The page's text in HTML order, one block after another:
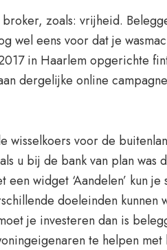
zoals: vrijheid.
wel eens voor dat je
in Haarlem opgerichte
dergelijke online
voor de
u bij de bank van plan was
widget ‘Aandelen’ kun
doeleinden
je investeren dan is
te helpen met